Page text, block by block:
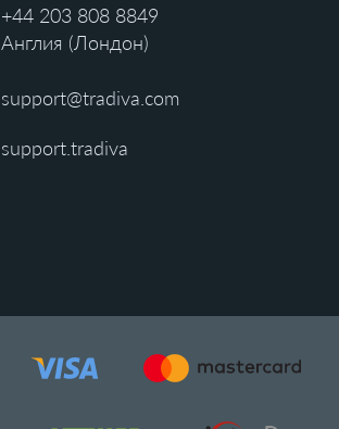
+44 203 808 8849
Англия (Лондон)
support@tradiva.com
support.tradiva